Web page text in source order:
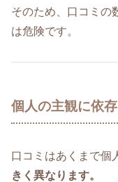
そのため、口コミの
は危険です。
個人の主観に依
口コミはあくまで個
きく異なります。